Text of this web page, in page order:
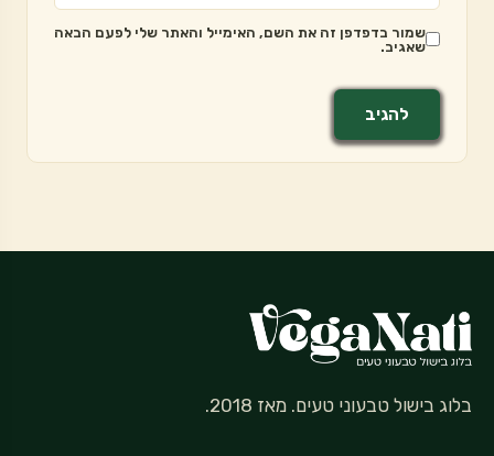
שמור בדפדפן זה את השם, האימייל והאתר שלי לפעם הבאה
שאגיב.
בלוג בישול טבעוני טעים. מאז 2018.